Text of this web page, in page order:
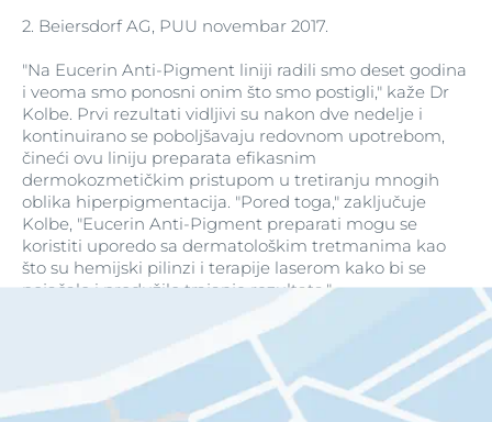
2. Beiersdorf AG, PUU novembar 2017.
"Na Eucerin Anti-Pigment liniji radili smo deset godina
i veoma smo ponosni onim što smo postigli," kaže Dr
Kolbe. Prvi rezultati vidljivi su nakon dve nedelje i
kontinuirano se poboljšavaju redovnom upotrebom,
čineći ovu liniju preparata efikasnim
dermokozmetičkim pristupom u tretiranju mnogih
oblika hiperpigmentacija. "Pored toga," zaključuje
Kolbe, "Eucerin Anti-Pigment preparati mogu se
koristiti uporedo sa dermatološkim tretmanima kao
što su hemijski pilinzi i terapije laserom kako bi se
pojačalo i produžilo trajanje rezultata."